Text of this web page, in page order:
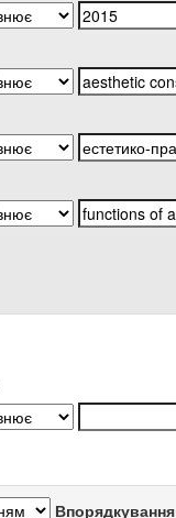
Впорядкування